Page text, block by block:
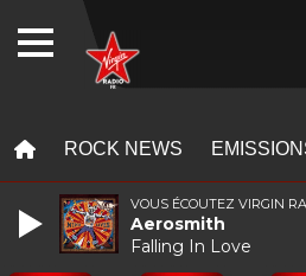
ROCK NEWS
VOUS ÉCOUTEZ VIRGIN
Aerosmith
Falling In Love
WEBRADIO